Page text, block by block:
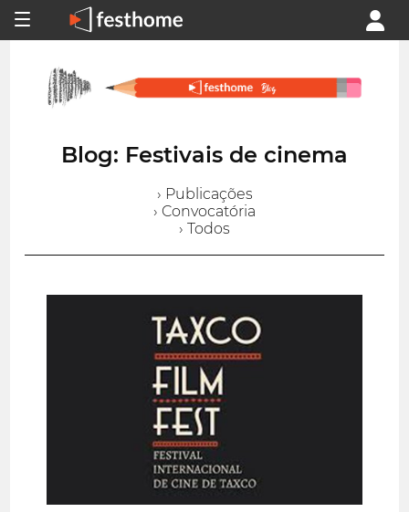
Blog: Festivais de cinema
› Publicações
› Convocatória
› Todos